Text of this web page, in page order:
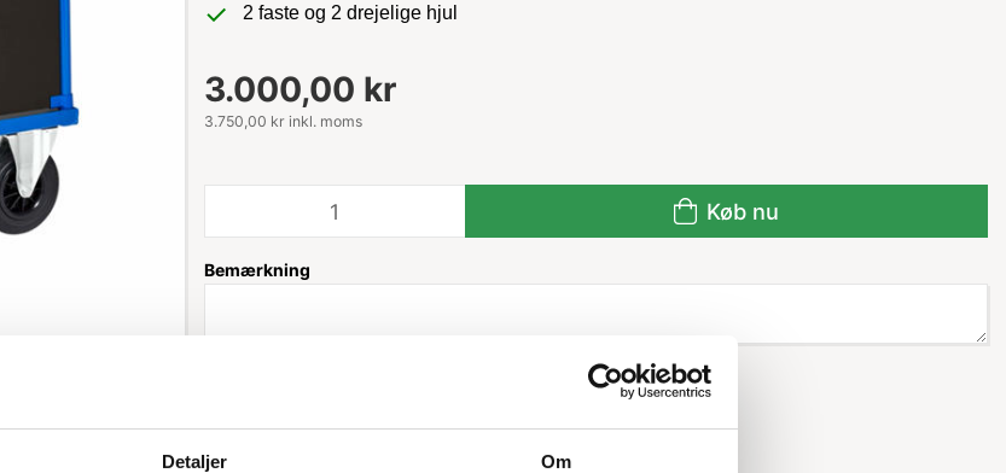
Detaljer Om
2 faste og 2 drejelige hjul
3.000,00 kr
3.750,00 kr inkl. moms
Køb nu
Bemærkning